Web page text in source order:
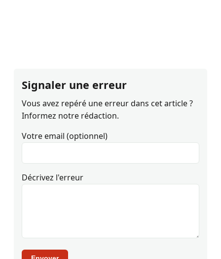
Signaler une erreur
Vous avez repéré une erreur dans cet article ?
Informez notre rédaction.
Votre email (optionnel)
Décrivez l'erreur